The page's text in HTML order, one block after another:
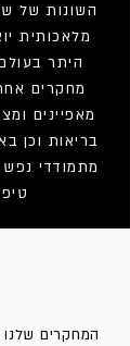
השונות של
מלאכותית
היתר
מחקרים
מאפיינים
בריאות וכן
מתמודדי
המחקרים שלנו